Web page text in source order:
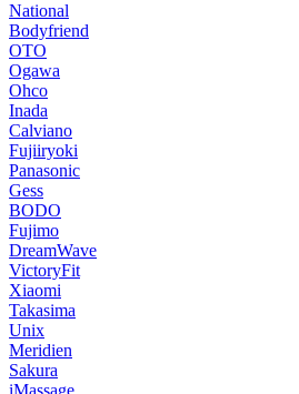
National
Bodyfriend
OTO
Ogawa
Ohco
Inada
Calviano
Fujiiryoki
Panasonic
Gess
BODO
Fujimo
DreamWave
VictoryFit
Xiaomi
Takasima
Unix
Meridien
Sakura